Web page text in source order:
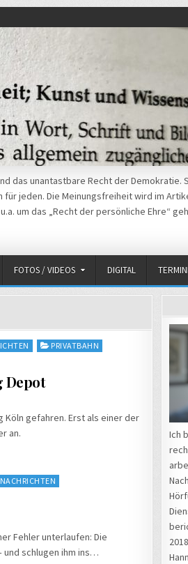
das unantastbare Recht der Demokratie.
jeden. Die Meinungsfreiheit wird im
um das „Recht der persönliche Ehre“
FOTOS / VIDEOS DIGITAL
PRIVATBAHN
Depot
Köln gefahren. Erst als einer der
an.
NACHRICHTEN
Fehler unterlaufen: Die
und schlugen ihm ins…
Ich